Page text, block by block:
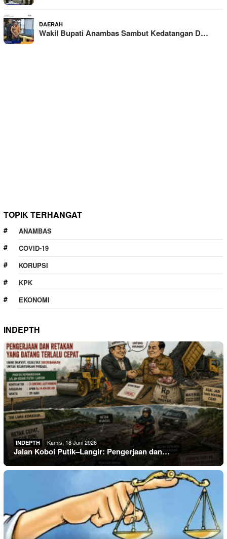
DAERAH
Wakil Bupati Anambas Sambut Kedatangan D…
TOPIK TERHANGAT
ANAMBAS
COVID-19
KORUPSI
KPK
EKONOMI
INDEPTH
INDEPTH Kamis, 18 Juni 2026
Jalan Koboi Putik–Langir: Pengerjaan dan…